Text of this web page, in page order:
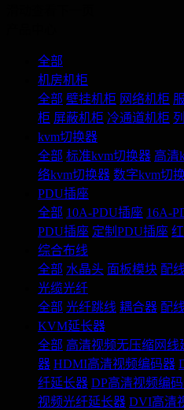
全部
机房机柜
全部 壁挂机柜 网络机柜
柜 屏蔽机柜 冷通道机柜
kvm切换器
全部 标准kvm切换器 高清
络kvm切换器 数字kvm切
PDU插座
全部 10A-PDU插座 16A-
PDU插座 定制PDU插座
综合布线
全部 水晶头 面板模块 配
光缆光纤
全部 光纤跳线 耦合器 配
KVM延长器
全部 高清视频无压缩网线
器 HDMI高清视频编码器
纤延长器 DP高清视频编
视频光纤延长器 DVI高清